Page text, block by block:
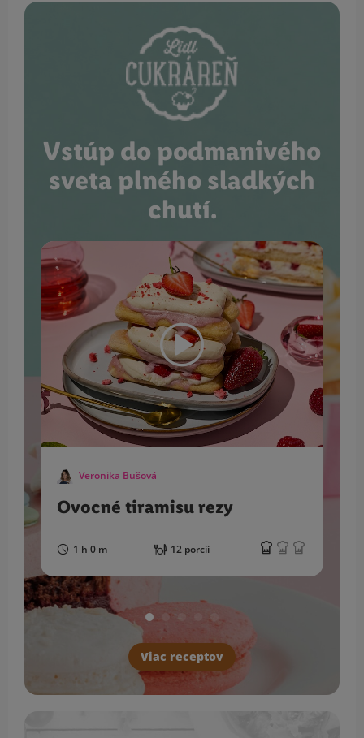
Vstúp do podmanivého
sveta plného sladkých
chutí.
Veronika Bušová
Ovocné tiramisu rezy
1 h 0 m 12 porcií
Viac receptov